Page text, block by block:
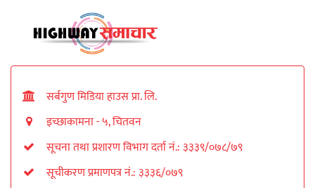
सर्बगुण मिडिया हाउस प्रा. लि.
इच्छाकामना - ५, चितवन
सूचना तथा प्रशारण विभाग दर्ता नं.: ३३३९/०७८/७९
सूचीकरण प्रमाणपत्र नं.: ३३३६/०७९